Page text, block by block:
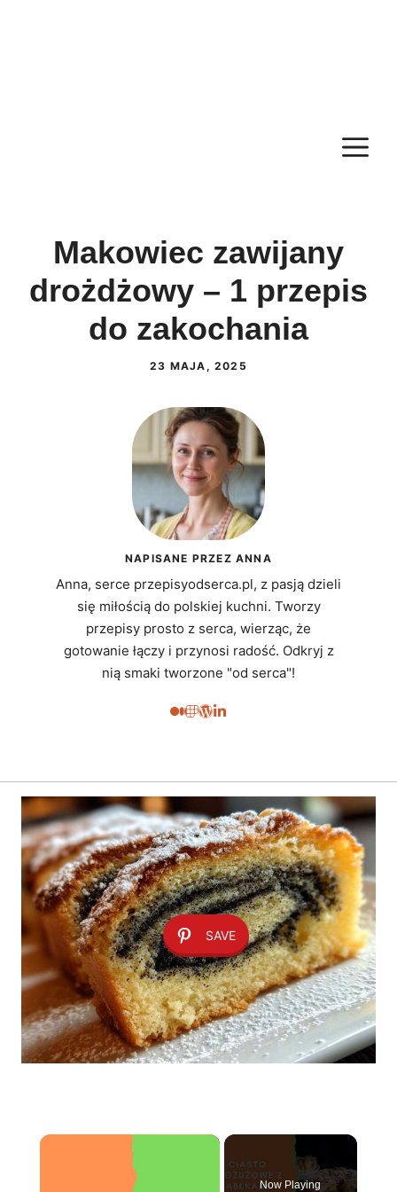
Makowiec zawijany
drożdżowy – 1 przepis
do zakochania
23 MAJA, 2025
NAPISANE PRZEZ ANNA
Anna, serce przepisyodserca.pl, z pasją dzieli
się miłością do polskiej kuchni. Tworzy
przepisy prosto z serca, wierząc, że
gotowanie łączy i przynosi radość. Odkryj z
nią smaki tworzone "od serca"!
SAVE
×
Now Playing